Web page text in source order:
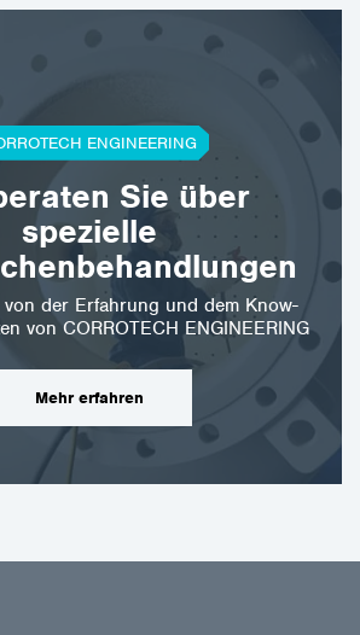
ENGINEERING
Sie über
spezielle
der Erfahrung und dem Know-
von CORROTECH ENGINEERING
Mehr erfahren